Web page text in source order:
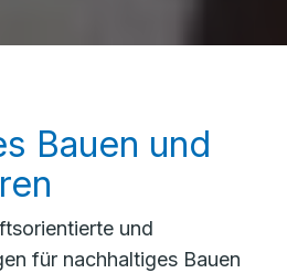
Bauen und
und
für nachhaltiges Bauen